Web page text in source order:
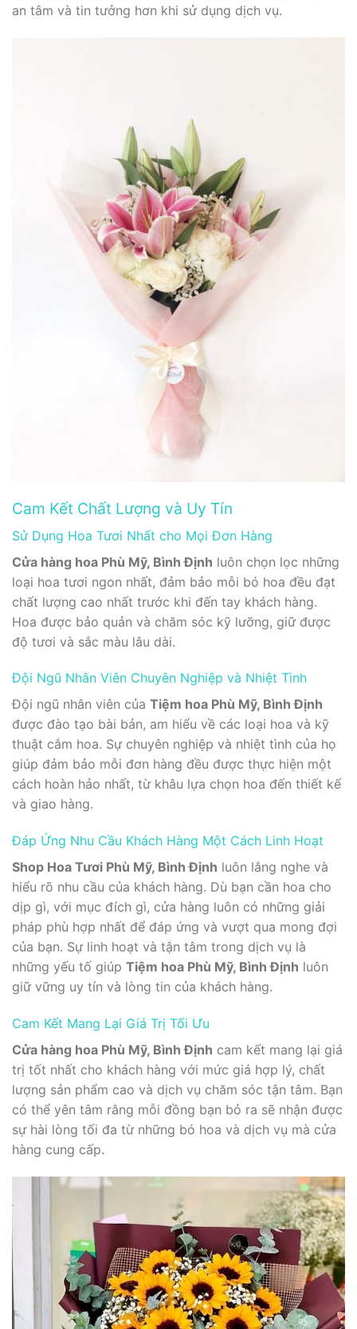
an tâm và tin tưởng hơn khi sử dụng dịch vụ.
Cam Kết Chất Lượng và Uy Tín
Sử Dụng Hoa Tươi Nhất cho Mọi Đơn Hàng
Cửa hàng hoa Phù Mỹ, Bình Định luôn chọn lọc những
loại hoa tươi ngon nhất, đảm bảo mỗi bó hoa đều đạt
chất lượng cao nhất trước khi đến tay khách hàng.
Hoa được bảo quản và chăm sóc kỹ lưỡng, giữ được
độ tươi và sắc màu lâu dài.
Đội Ngũ Nhân Viên Chuyên Nghiệp và Nhiệt Tình
Đội ngũ nhân viên của Tiệm hoa Phù Mỹ, Bình Định
được đào tạo bài bản, am hiểu về các loại hoa và kỹ
thuật cắm hoa. Sự chuyên nghiệp và nhiệt tình của họ
giúp đảm bảo mỗi đơn hàng đều được thực hiện một
cách hoàn hảo nhất, từ khâu lựa chọn hoa đến thiết kế
và giao hàng.
Đáp Ứng Nhu Cầu Khách Hàng Một Cách Linh Hoạt
Shop Hoa Tươi Phù Mỹ, Bình Định luôn lắng nghe và
hiểu rõ nhu cầu của khách hàng. Dù bạn cần hoa cho
dịp gì, với mục đích gì, cửa hàng luôn có những giải
pháp phù hợp nhất để đáp ứng và vượt qua mong đợi
của bạn. Sự linh hoạt và tận tâm trong dịch vụ là
những yếu tố giúp Tiệm hoa Phù Mỹ, Bình Định luôn
giữ vững uy tín và lòng tin của khách hàng.
Cam Kết Mang Lại Giá Trị Tối Ưu
Cửa hàng hoa Phù Mỹ, Bình Định cam kết mang lại giá
trị tốt nhất cho khách hàng với mức giá hợp lý, chất
lượng sản phẩm cao và dịch vụ chăm sóc tận tâm. Bạn
có thể yên tâm rằng mỗi đồng bạn bỏ ra sẽ nhận được
sự hài lòng tối đa từ những bó hoa và dịch vụ mà cửa
hàng cung cấp.